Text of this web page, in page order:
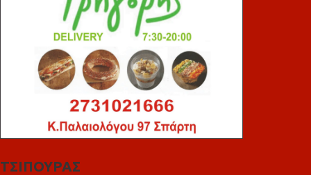
ΤΣΙΠΟΥΡΑΣ